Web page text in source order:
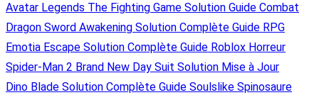
Avatar Legends The Fighting Game Solution Guide Combat
Dragon Sword Awakening Solution Complète Guide RPG
Emotia Escape Solution Complète Guide Roblox Horreur
Spider-Man 2 Brand New Day Suit Solution Mise à Jour
Dino Blade Solution Complète Guide Soulslike Spinosaure